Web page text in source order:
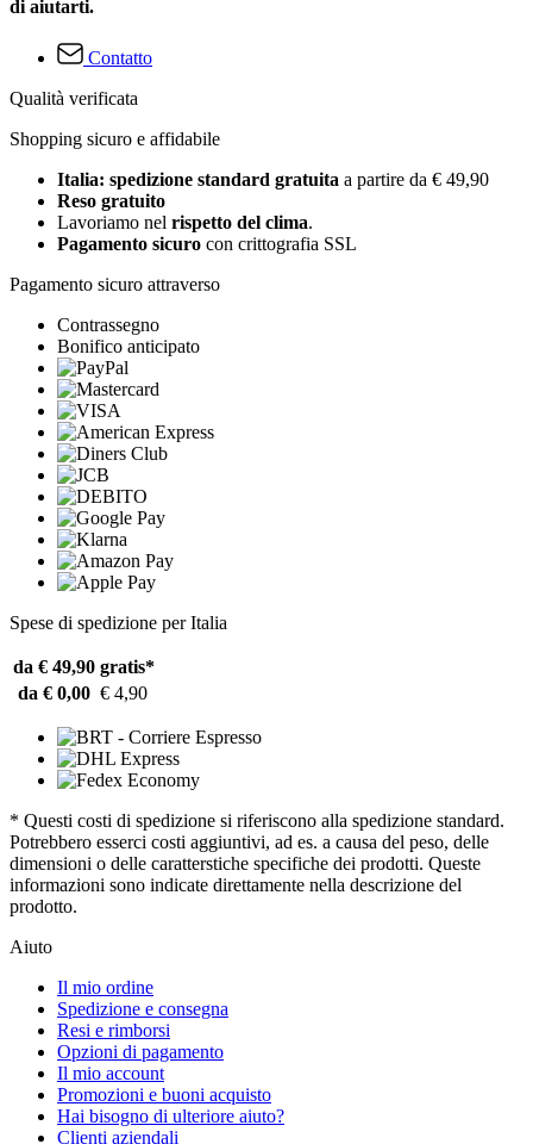
di aiutarti.
Contatto
Qualità verificata
Shopping sicuro e affidabile
Italia: spedizione standard gratuita a partire da € 49,90
Reso gratuito
Lavoriamo nel rispetto del clima.
Pagamento sicuro con crittografia SSL
Pagamento sicuro attraverso
Contrassegno
Bonifico anticipato
Spese di spedizione per Italia
da € 49,90 gratis*
da € 0,00 € 4,90
* Questi costi di spedizione si riferiscono alla spedizione standard.
Potrebbero esserci costi aggiuntivi, ad es. a causa del peso, delle
dimensioni o delle caratterstiche specifiche dei prodotti. Queste
informazioni sono indicate direttamente nella descrizione del
prodotto.
Aiuto
Il mio ordine
Spedizione e consegna
Resi e rimborsi
Opzioni di pagamento
Il mio account
Promozioni e buoni acquisto
Hai bisogno di ulteriore aiuto?
Clienti aziendali